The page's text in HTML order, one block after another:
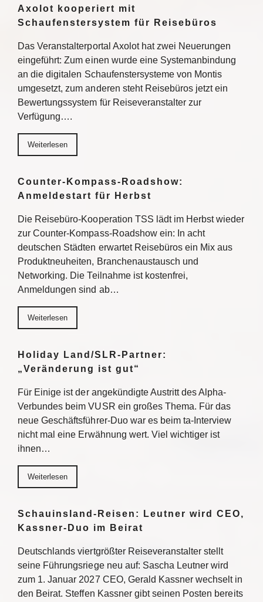
Axolot kooperiert mit
Schaufenstersystem für Reisebüros
Das Veranstalterportal Axolot hat zwei Neuerungen
eingeführt: Zum einen wurde eine Systemanbindung
an die digitalen Schaufenstersysteme von Montis
umgesetzt, zum anderen steht Reisebüros jetzt ein
Bewertungssystem für Reiseveranstalter zur
Verfügung….
Weiterlesen
Counter-Kompass-Roadshow:
Anmeldestart für Herbst
Die Reisebüro-Kooperation TSS lädt im Herbst wieder
zur Counter-Kompass-Roadshow ein: In acht
deutschen Städten erwartet Reisebüros ein Mix aus
Produktneuheiten, Branchenaustausch und
Networking. Die Teilnahme ist kostenfrei,
Anmeldungen sind ab…
Weiterlesen
Holiday Land/SLR-Partner:
„Veränderung ist gut“
Für Einige ist der angekündigte Austritt des Alpha-
Verbundes beim VUSR ein großes Thema. Für das
neue Geschäftsführer-Duo war es beim ta-Interview
nicht mal eine Erwähnung wert. Viel wichtiger ist
ihnen…
Weiterlesen
Schauinsland-Reisen: Leutner wird CEO,
Kassner-Duo im Beirat
Deutschlands viertgrößter Reiseveranstalter stellt
seine Führungsriege neu auf: Sascha Leutner wird
zum 1. Januar 2027 CEO, Gerald Kassner wechselt in
den Beirat. Steffen Kassner gibt seinen Posten bereits